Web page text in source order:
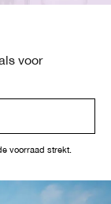
voor
voorraad strekt.